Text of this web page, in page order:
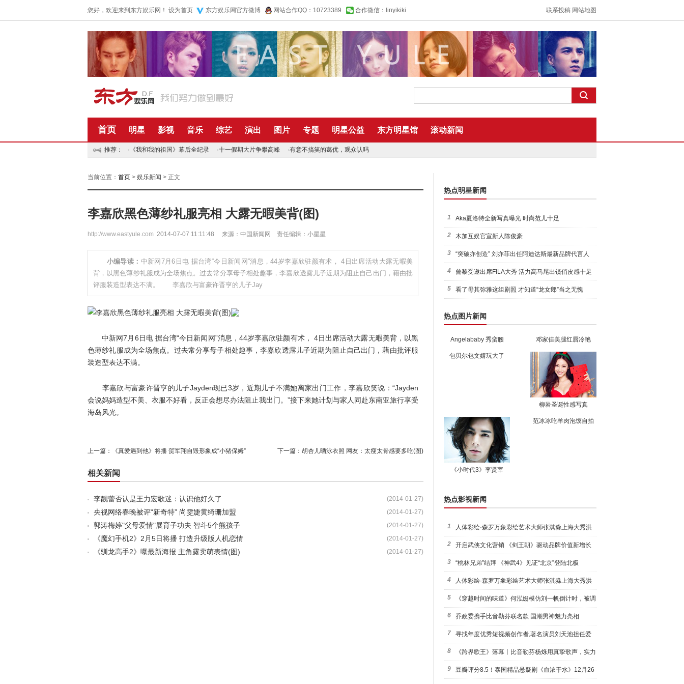
您好，欢迎来到东方娱乐网！ 设为首页 东方娱乐网官方微博 网站合作QQ：10723389 合作微信：linyikiki 联系投稿 网站地图
首页 明星 影视 音乐 综艺 演出 图片 专题 明星公益 东方明星馆 滚动新闻
推荐： · 《我和我的祖国》幕后全纪录 ·十一假期大片争攀高峰 ·有意不搞笑的葛优，观众认吗
当前位置： 首页 > 娱乐新闻 > 正文
李嘉欣黑色薄纱礼服亮相 大露无暇美背(图)
http://www.eastyule.com 2014-07-07 11:11:48 来源：中国新闻网 责任编辑：小星星
小编导读： 中新网7月6日电 据台湾“今日新闻网”消息，44岁李嘉欣驻颜有术， 4日出席活动大露无暇美
背，以黑色薄纱礼服成为全场焦点。过去常分享母子相处趣事，李嘉欣透露儿子近期为阻止自己出门，藉由批
评服装造型表达不满。 李嘉欣与富豪许晋亨的儿子Jay
中新网7月6日电 据台湾“今日新闻网”消息，44岁李嘉欣驻颜有术， 4日出席活动大露无暇美背，以黑
色薄纱礼服成为全场焦点。过去常分享母子相处趣事，李嘉欣透露儿子近期为阻止自己出门，藉由批评服
装造型表达不满。
李嘉欣与富豪许晋亨的儿子Jayden现已3岁，近期儿子不满她离家出门工作，李嘉欣笑说：“Jayden
会说妈妈造型不美、衣服不好看，反正会想尽办法阻止我出门。”接下来她计划与家人同赴东南亚旅行享受
海岛风光。
上一篇： 《真爱遇到他》将播 贺军翔自毁形象成“小猪保姆” 下一篇： 胡杏儿晒泳衣照 网友：太瘦太骨感要多吃(图)
相关新闻
(2014-01-27)
李靓蕾否认是王力宏歌迷：认识他好久了
(2014-01-27)
央视网络春晚被评“新奇特” 尚雯婕黄绮珊加盟
(2014-01-27)
郭涛梅婷"父母爱情"展育子功夫 智斗5个熊孩子
(2014-01-27)
《魔幻手机2》2月5日将播 打造升级版人机恋情
(2014-01-27)
《驯龙高手2》曝最新海报 主角露卖萌表情(图)
热点明星新闻
1 Aka夏洛特全新写真曝光 时尚范儿十足
2 木加互娱官宣新人陈俊豪
3 “突破亦创造” 刘亦菲出任阿迪达斯最新品牌代言人
引爆
4 曾黎受邀出席FILA大秀 活力高马尾出镜俏皮感十足
5 看了母其弥雅这组剧照 才知道“龙女郎”当之无愧
热点图片新闻
Angelababy 秀蛮腰 邓家佳美腿红唇冷艳
包贝尔包文婧玩大了
柳岩圣诞性感写真
《小时代3》李贤宰
范冰冰吃羊肉泡馍自拍
热点影视新闻
1 人体彩绘·森罗万象彩绘艺术大师张淇淼上海大秀洪
荒宇宙
2 开启武侠文化营销 《剑王朝》驱动品牌价值新增长
3 “桃林兄弟”结拜 《神武4》见证“北京”登陆北极
4 人体彩绘·森罗万象彩绘艺术大师张淇淼上海大秀洪
荒宇宙
5 《穿越时间的味道》何泓姗模仿刘一帆倒计时，被调
侃“学人
6 乔政委携手比音勒芬联名款 国潮男神魅力亮相
7 寻找年度优秀短视频创作者,著名演员刘天池担任爱
奇艺号"奇
8 《跨界歌王》落幕丨比音勒芬杨烁用真挚歌声，实力
圈粉!
9 豆瓣评分8.5！泰国精品悬疑剧《血浓于水》12月26